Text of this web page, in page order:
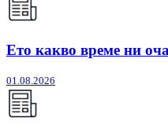
Ето какво време ни
01.08.2026